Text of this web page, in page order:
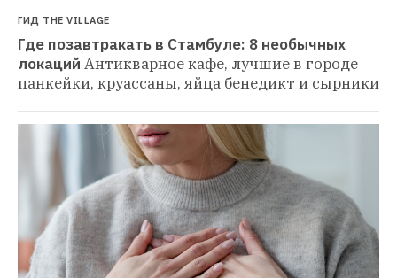
ГИД THE VILLAGE
Где позавтракать в Стамбуле: 8 необычных
локаций Антикварное кафе, лучшие в городе
панкейки, круассаны, яйца бенедикт и сырники